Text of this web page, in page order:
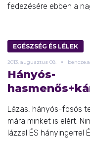
fedezésére ebben a
EGÉSZSÉG ÉS LÉLEK
2013. augusztus 08.
Hányós-
Lázas, hányós-fosós
mára minket is elért.
lázzal ÉS hányingerrel